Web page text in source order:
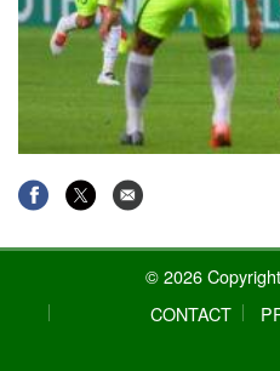
© 2026
CONTACT